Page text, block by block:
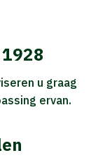
u graag
ervan.